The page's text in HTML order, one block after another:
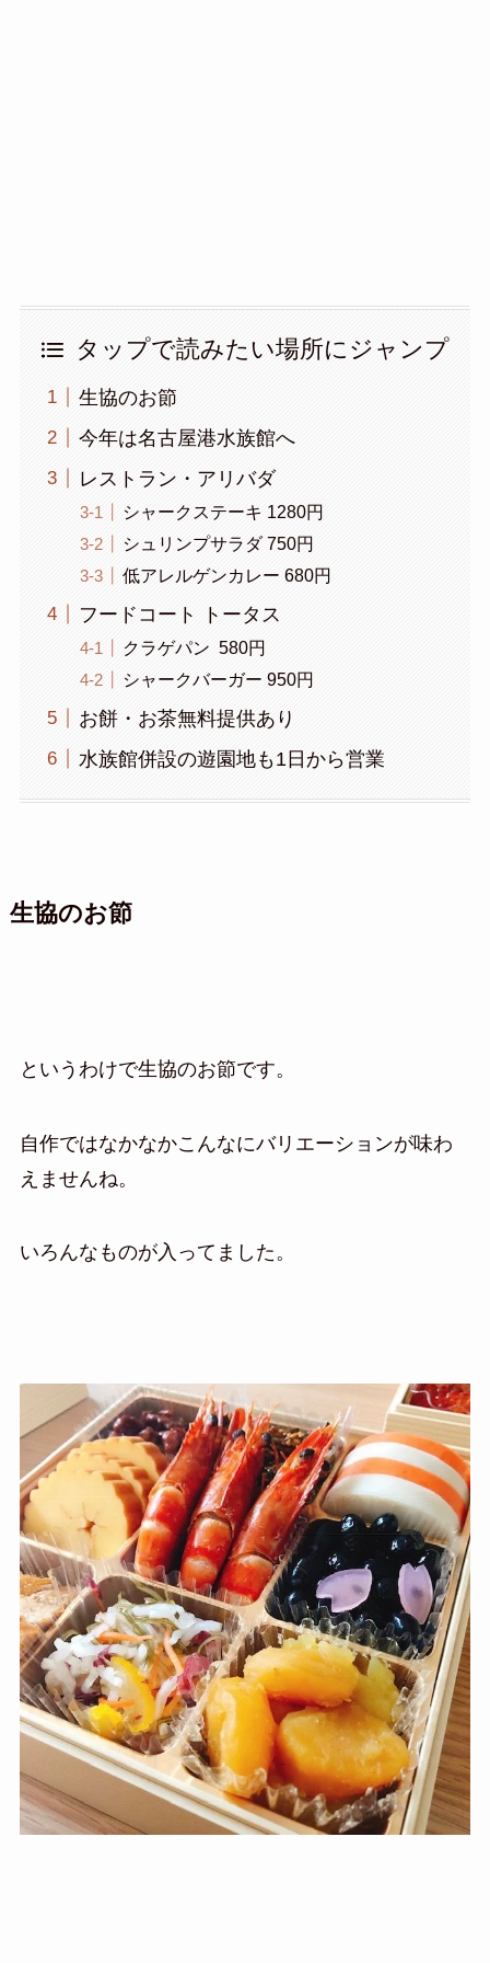
タップで読みたい場所にジャンプ
生協のお節
今年は名古屋港水族館へ
レストラン・アリバダ
シャークステーキ 1280円
シュリンプサラダ 750円
低アレルゲンカレー 680円
フードコート トータス
クラゲパン 580円
シャークバーガー 950円
お餅・お茶無料提供あり
水族館併設の遊園地も1日から営業
生協のお節
というわけで生協のお節です。
自作ではなかなかこんなにバリエーションが味わ
えませんね。
いろんなものが入ってました。